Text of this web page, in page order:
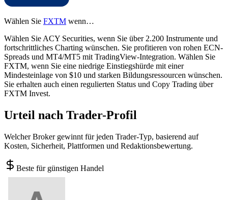
Wählen Sie FXTM wenn…
Wählen Sie ACY Securities, wenn Sie über 2.200 Instrumente und
fortschrittliches Charting wünschen. Sie profitieren von rohen ECN-
Spreads und MT4/MT5 mit TradingView-Integration. Wählen Sie
FXTM, wenn Sie eine niedrige Einstiegshürde mit einer
Mindesteinlage von $10 und starken Bildungsressourcen wünschen.
Sie erhalten auch einen regulierten Status und Copy Trading über
FXTM Invest.
Urteil nach Trader-Profil
Welcher Broker gewinnt für jeden Trader-Typ, basierend auf
Kosten, Sicherheit, Plattformen und Redaktionsbewertung.
Beste für günstigen Handel